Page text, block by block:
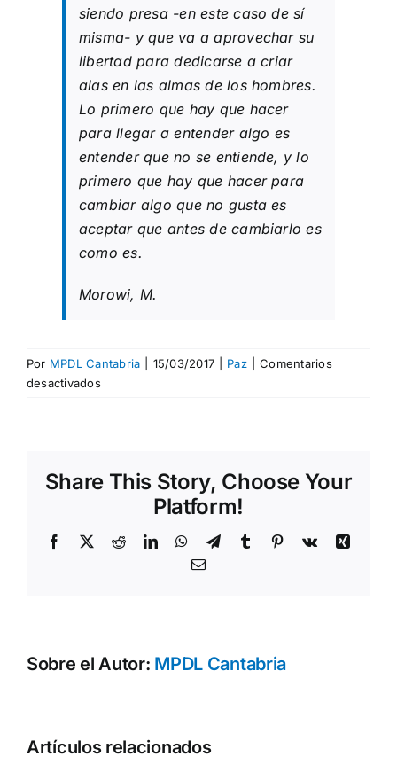
siendo presa -en este caso de sí
misma- y que va a aprovechar su
libertad para dedicarse a criar
alas en las almas de los hombres.
Lo primero que hay que hacer
para llegar a entender algo es
entender que no se entiende, y lo
primero que hay que hacer para
cambiar algo que no gusta es
aceptar que antes de cambiarlo es
como es.
Morowi, M.
Por MPDL Cantabria 15/03/2017 Paz
Comentarios
desactivadosen
CONFLICTOS
Share This Story, Choose Your
Platform!
Facebook
X RedditLinkedInWhatsApp
TelegramTumblr Pinterest
Vk
Xing
Correo
Sobre el Autor: MPDL Cantabria
Artículos relacionados
Cine por la